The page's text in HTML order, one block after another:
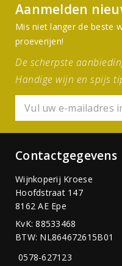
Aanmelden
Mis niet langer de beste
proeverijen!
De scherpste
Handige wijn en spijs
Contactgegevens
Wijnkoperij Kroese
Hoofdstraat 147
8162 AE Epe
KvK: 88533468
BTW: NL864672615B01
0578-627123